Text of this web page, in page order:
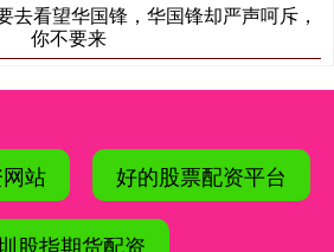
去看望华国锋，华国锋却严声呵斥，
你不要来
站 好的股票配资平台
股指期货配资